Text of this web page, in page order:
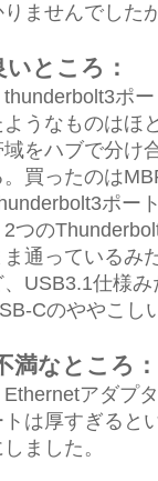
りませんでした
いところ：
thunderbolt3ポ
ようなものはほ
域をハブで分け
。買ったのは
ポー
2つの
ま通っているみ
、USB3.1仕様
Cのややこし
満なところ：
Ethernetアダプ
トは厚すぎると
ました。